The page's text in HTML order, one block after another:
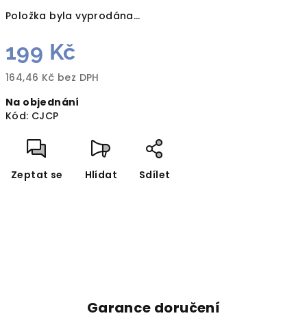
Položka byla vyprodána…
199 Kč
164,46 Kč bez DPH
cena:
Na objednání
Kód: CJCP
Zeptat se Hlídat Sdílet
Garance doručení